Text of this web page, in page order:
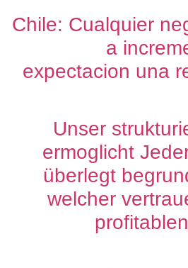
Chile: Cualquier
a
expectacion una
Unser
ermoglicht
überlegt
welcher